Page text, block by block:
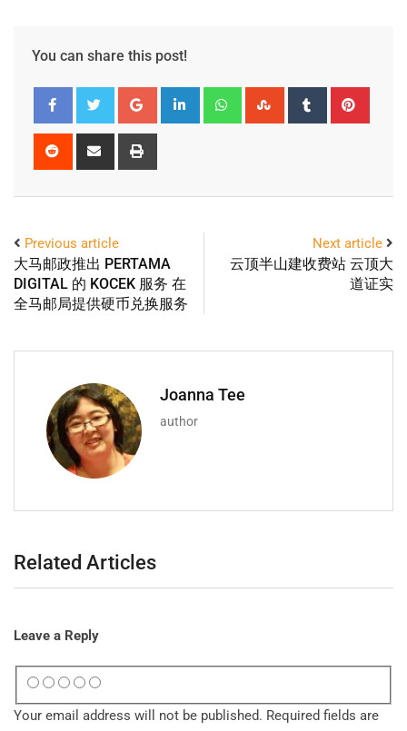
You can share this post!
Previous article
大马邮政推出 PERTAMA
DIGITAL 的 KOCEK 服务 在
全马邮局提供硬币兑换服务
Next article
云顶半山建收费站 云顶大
道证实
Joanna Tee
author
Related Articles
Leave a Reply
Your email address will not be published. Required fields are